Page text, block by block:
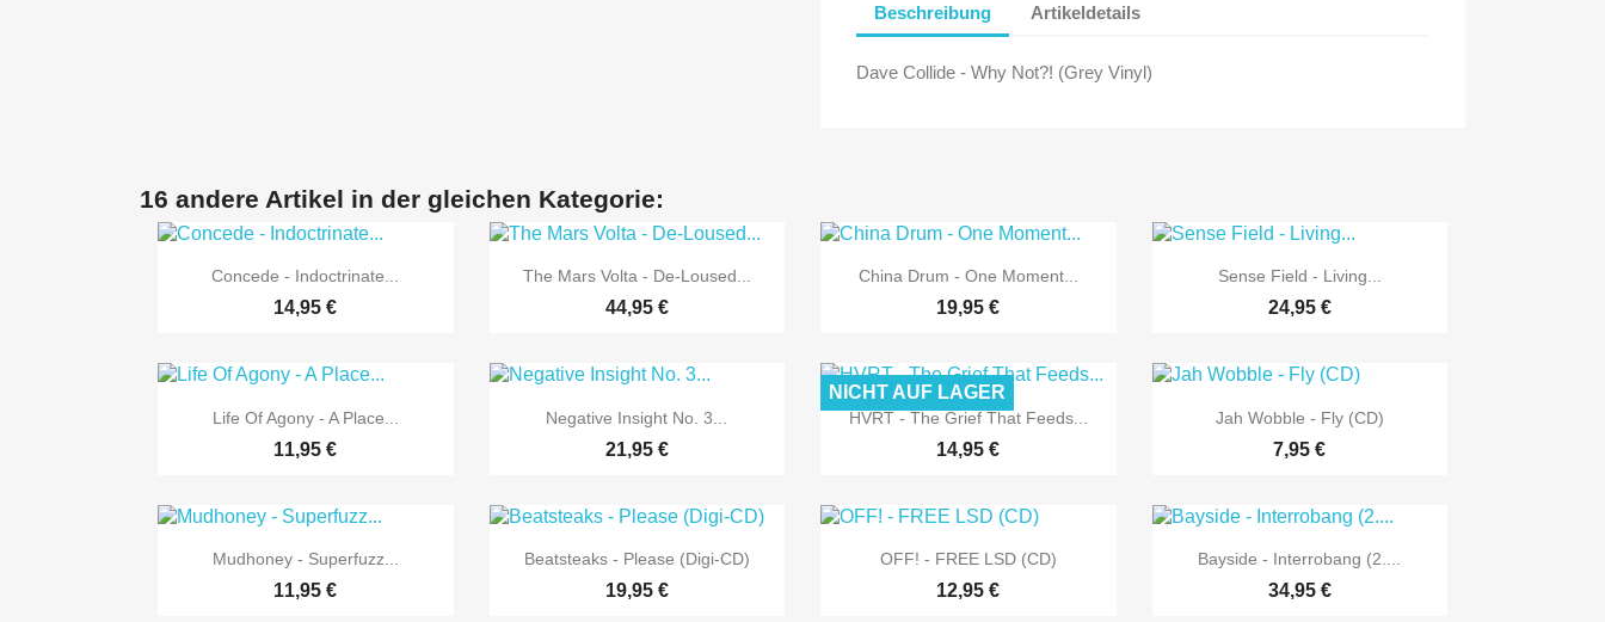
Beschreibung Artikeldetails
Dave Collide - Why Not?! (Grey Vinyl)
16 andere Artikel in der gleichen Kategorie:
 Vorschau
Concede - Indoctrinate...
14,95 €
 Vorschau
The Mars Volta - De-Loused...
44,95 €
 Vorschau
China Drum - One Moment...
19,95 €
 Vorschau
Sense Field - Living...
24,95 €
 Vorschau
Life Of Agony - A Place...
11,95 €
 Vorschau
Negative Insight No. 3...
21,95 €
 Vorschau
HVRT - The Grief That Feeds...
14,95 €
NICHT AUF LAGER
 Vorschau
Jah Wobble - Fly (CD)
7,95 €
 Vorschau
Mudhoney - Superfuzz...
11,95 €
 Vorschau
Beatsteaks - Please (Digi-CD)
19,95 €
 Vorschau
OFF! - FREE LSD (CD)
12,95 €
 Vorschau
Bayside - Interrobang (2....
34,95 €